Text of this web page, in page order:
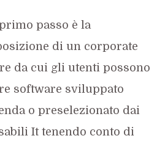
passo è la
di un corporate
da cui gli utenti possono
software sviluppato
o preselezionato dai
It tenendo conto di